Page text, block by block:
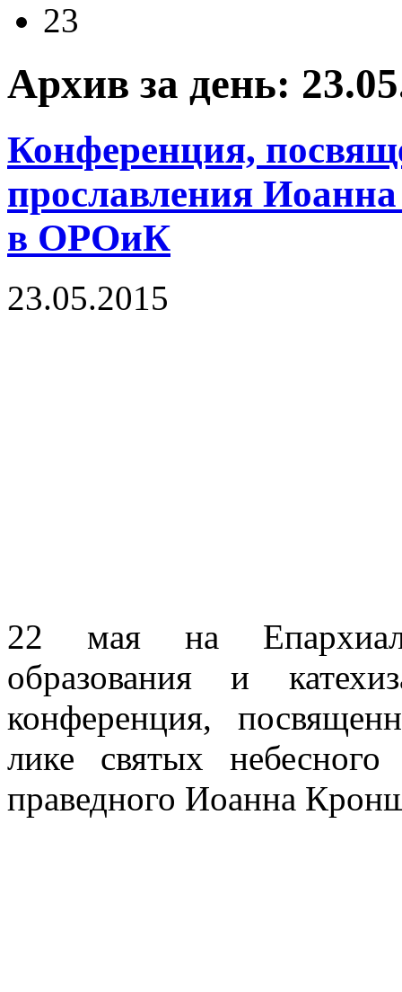
23
Архив за день:
Конференция,
прославления
в ОРОиК
23.05.2015
22 мая на
образования и
конференция,
лике святых небесного
праведного Иоанна